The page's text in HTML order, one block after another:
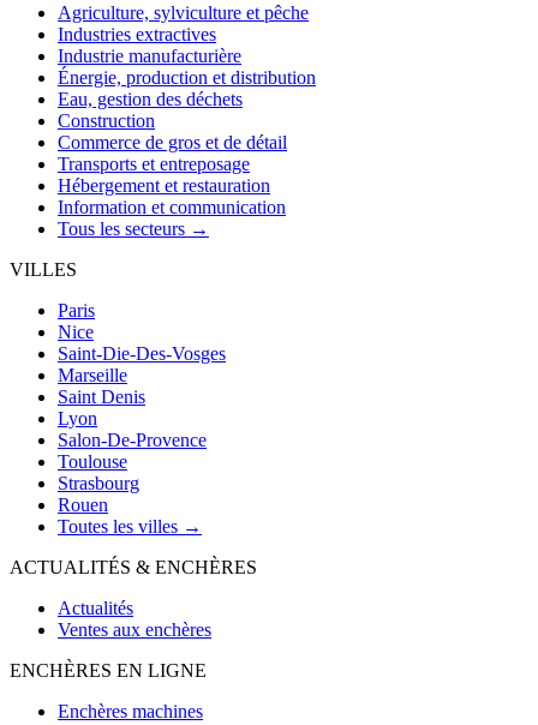
Agriculture, sylviculture et pêche
Industries extractives
Industrie manufacturière
Énergie, production et distribution
Eau, gestion des déchets
Construction
Commerce de gros et de détail
Transports et entreposage
Hébergement et restauration
Information et communication
Tous les secteurs →
VILLES
Paris
Nice
Saint-Die-Des-Vosges
Marseille
Saint Denis
Lyon
Salon-De-Provence
Toulouse
Strasbourg
Rouen
Toutes les villes →
ACTUALITÉS & ENCHÈRES
Actualités
Ventes aux enchères
ENCHÈRES EN LIGNE
Enchères machines